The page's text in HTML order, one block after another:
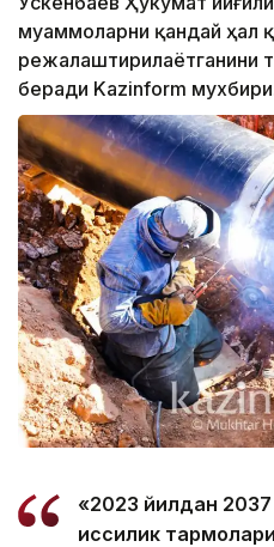
муаммоларни қандай ҳал
режалаштирилаётганини
беради Kazinform
«2023 йилдан
иссиқлик